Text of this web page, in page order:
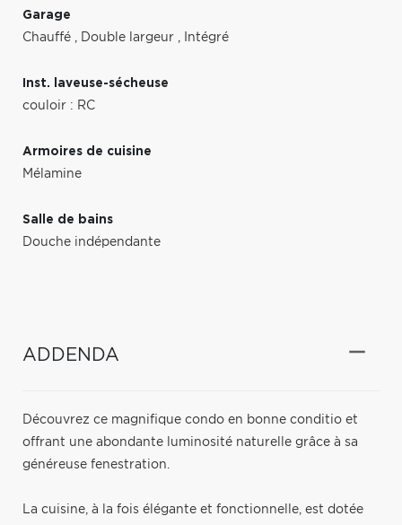
Garage
Chauffé , Double largeur , Intégré
Inst. laveuse-sécheuse
couloir : RC
Armoires de cuisine
Mélamine
Salle de bains
Douche indépendante
ADDENDA
Découvrez ce magnifique condo en bonne conditio et
offrant une abondante luminosité naturelle grâce à sa
généreuse fenestration.
La cuisine, à la fois élégante et fonctionnelle, est dotée